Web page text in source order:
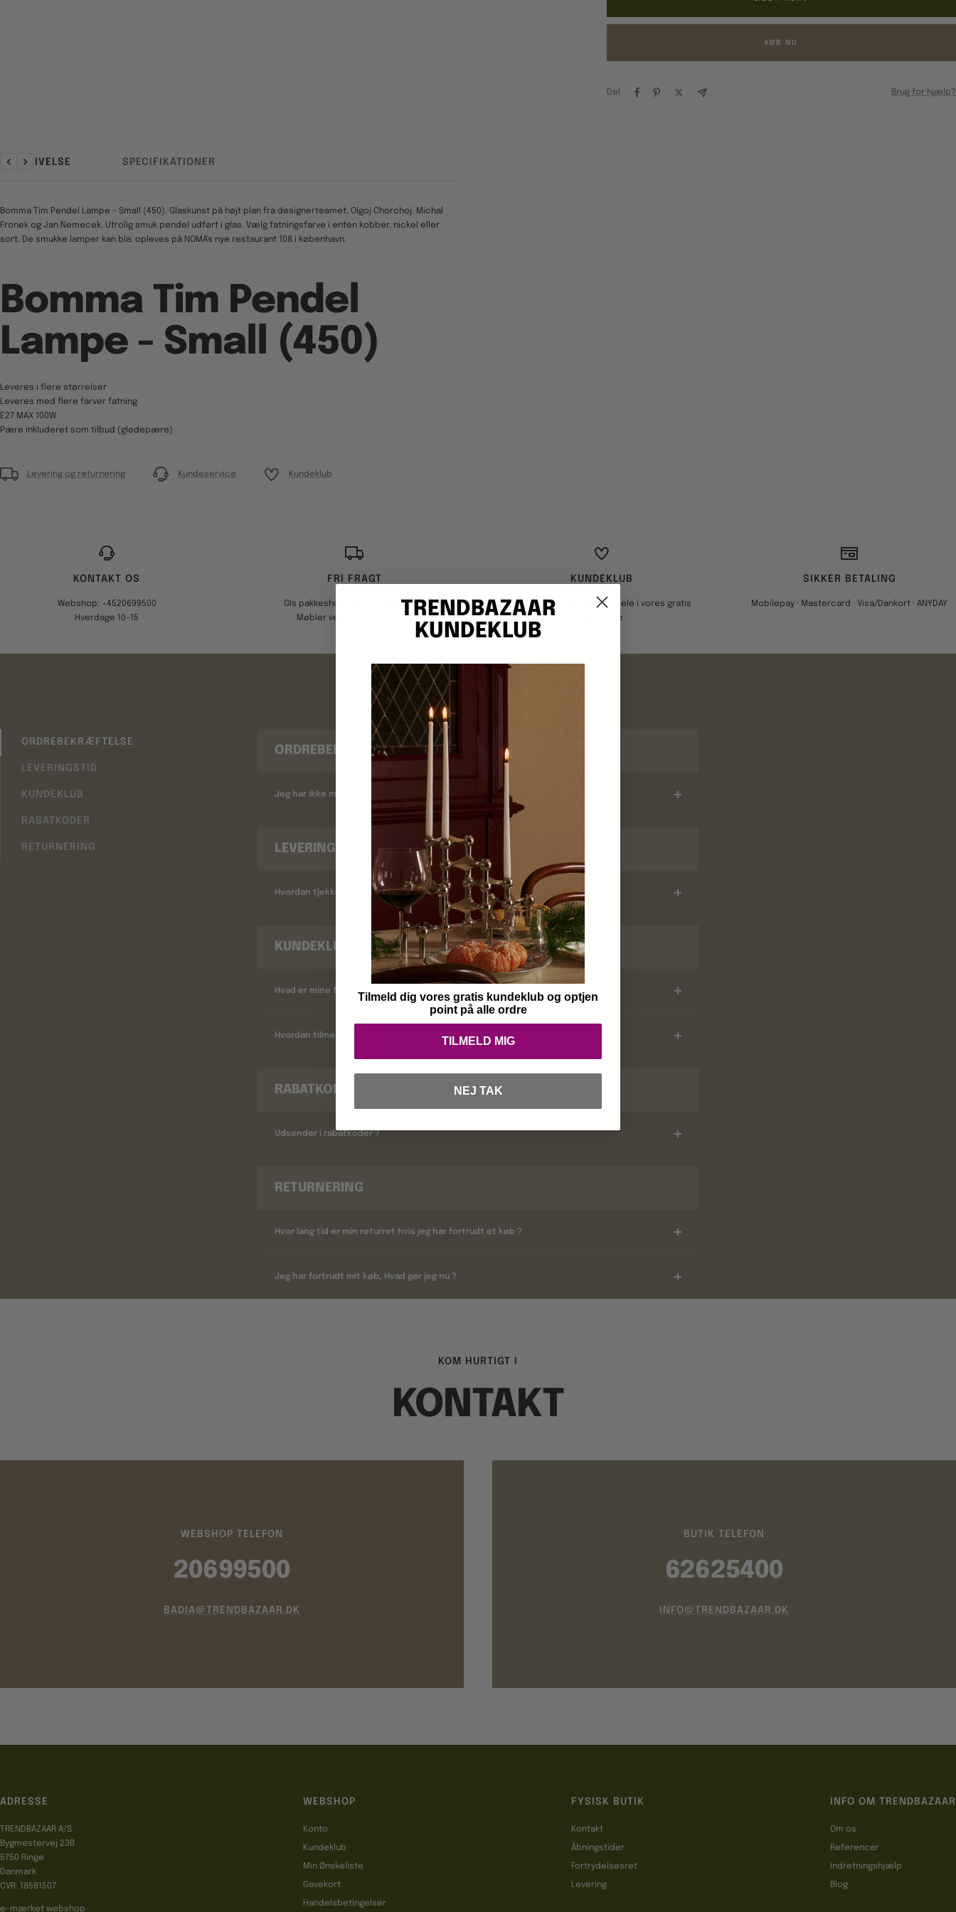
KØB NU
Del Brug for hjælp?
BESKRIVELSE SPECIFIKATIONER
ForrigeNæste
Bomma Tim Pendel Lampe - Small (450). Glaskunst på højt plan fra designerteamet, Olgoj Chorchoj. Michal
Fronek og Jan Nemecek. Utrolig smuk pendel udført i glas. Vælg fatningsfarve i enten kobber, nickel eller
sort. De smukke lamper kan bla. opleves på NOMA's nye restaurant 108 i københavn.
Bomma Tim Pendel
Lampe - Small (450)
Leveres i flere størrelser
Leveres med flere farver fatning
E27 MAX 100W
Pære inkluderet som tilbud (glødepære)
Levering og returnering Kundeservice Kundeklub
KONTAKT OS
Webshop: +4520699500
Hverdage 10-15
FRI FRAGT
Gls pakkeshop ved køb over 499,-
Møbler ved køb over 3999,-
KUNDEKLUB
Optjen point og opnå fordele i vores gratis
kundeklub
SIKKER BETALING
Mobilepay · Mastercard · Visa/Dankort · ANYDAY
FAQ
ORDREBEKRÆFTELSE
LEVERINGSTID
KUNDEKLUB
RABATKODER
RETURNERING
ORDREBEKRÆFTELSE
Jeg har ikke modtaget en ordrebekræftelse ?
LEVERINGSTID
Hvordan tjekker jeg leveringstid ?
KUNDEKLUB
Hvad er mine fordele ?
Hvordan tilmelder jeg mig ?
RABATKODER
Udsender i rabatkoder ?
RETURNERING
Hvor lang tid er min returret hvis jeg har fortrudt et køb ?
Jeg har fortrudt mit køb, Hvad gør jeg nu ?
KOM HURTIGT I
KONTAKT
WEBSHOP TELEFON
20699500
BADIA@TRENDBAZAAR.DK
BUTIK TELEFON
62625400
INFO@TRENDBAZAAR.DK
ADRESSE
TRENDBAZAAR A/S
Bygmestervej 23B
5750 Ringe
Danmark
CVR: 18581507
e-mærket webshop
WEBSHOP
Konto
Kundeklub
Min Ønskeliste
Gavekort
Handelsbetingelser
FYSISK BUTIK
Kontakt
Åbningstider
Fortrydelsesret
Levering
INFO OM TRENDBAZAAR
Om os
Referencer
Indretningshjælp
Blog
TRENDBAZAAR
KUNDEKLUB
Tilmeld dig vores gratis kundeklub og optjen
point på alle ordre
TILMELD MIG
NEJ TAK